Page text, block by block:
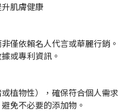
肌膚健康
僅依賴名人代言或華麗行銷。
或專利資訊。
植物性），確保符合個人需求
免不必要的添加物。